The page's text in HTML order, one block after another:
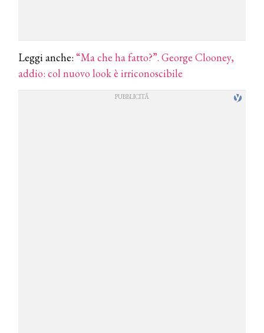
Leggi anche: “Ma che ha fatto?”. George Clooney,
addio: col nuovo look è irriconoscibile